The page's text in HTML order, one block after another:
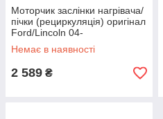
Моторчик заслінки нагрівача/
пічки (рециркуляція) оригінал
Ford/Lincoln 04-
Немає в наявності
2 589 ₴